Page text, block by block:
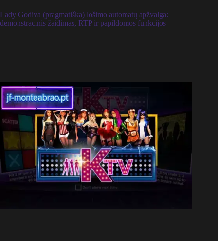
Lady Godiva (pragmatiška) lošimo automatų apžvalga:
demonstracinis žaidimas, RTP ir papildomos funkcijos